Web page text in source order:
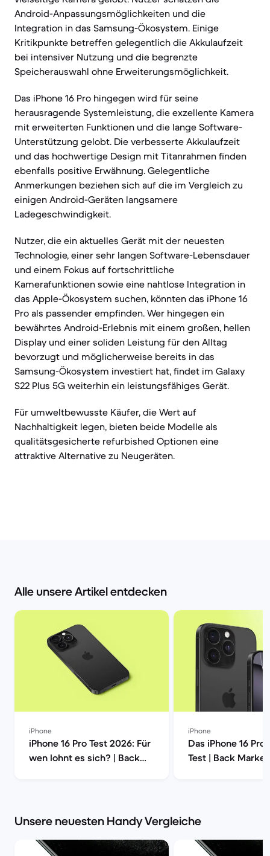
Android-Anpassungsmöglichkeiten und die
Integration in das Samsung-Ökosystem. Einige
Kritikpunkte betreffen gelegentlich die Akkulaufzeit
bei intensiver Nutzung und die begrenzte
Speicherauswahl ohne Erweiterungsmöglichkeit.
Das iPhone 16 Pro hingegen wird für seine
herausragende Systemleistung, die exzellente Kamera
mit erweiterten Funktionen und die lange Software-
Unterstützung gelobt. Die verbesserte Akkulaufzeit
und das hochwertige Design mit Titanrahmen finden
ebenfalls positive Erwähnung. Gelegentliche
Anmerkungen beziehen sich auf die im Vergleich zu
einigen Android-Geräten langsamere
Ladegeschwindigkeit.
Nutzer, die ein aktuelles Gerät mit der neuesten
Technologie, einer sehr langen Software-Lebensdauer
und einem Fokus auf fortschrittliche
Kamerafunktionen sowie eine nahtlose Integration in
das Apple-Ökosystem suchen, könnten das iPhone 16
Pro als passender empfinden. Wer hingegen ein
bewährtes Android-Erlebnis mit einem großen, hellen
Display und einer soliden Leistung für den Alltag
bevorzugt und möglicherweise bereits in das
Samsung-Ökosystem investiert hat, findet im Galaxy
S22 Plus 5G weiterhin ein leistungsfähiges Gerät.
Für umweltbewusste Käufer, die Wert auf
Nachhaltigkeit legen, bieten beide Modelle als
qualitätsgesicherte refurbished Optionen eine
attraktive Alternative zu Neugeräten.
Alle unsere Artikel entdecken
iPhone
iPhone 16 Pro Test 2026: Für
wen lohnt es sich? | Back
iPhone
Das iPhone 16 Pro
Test | Back Market
Unsere neuesten Handy Vergleiche